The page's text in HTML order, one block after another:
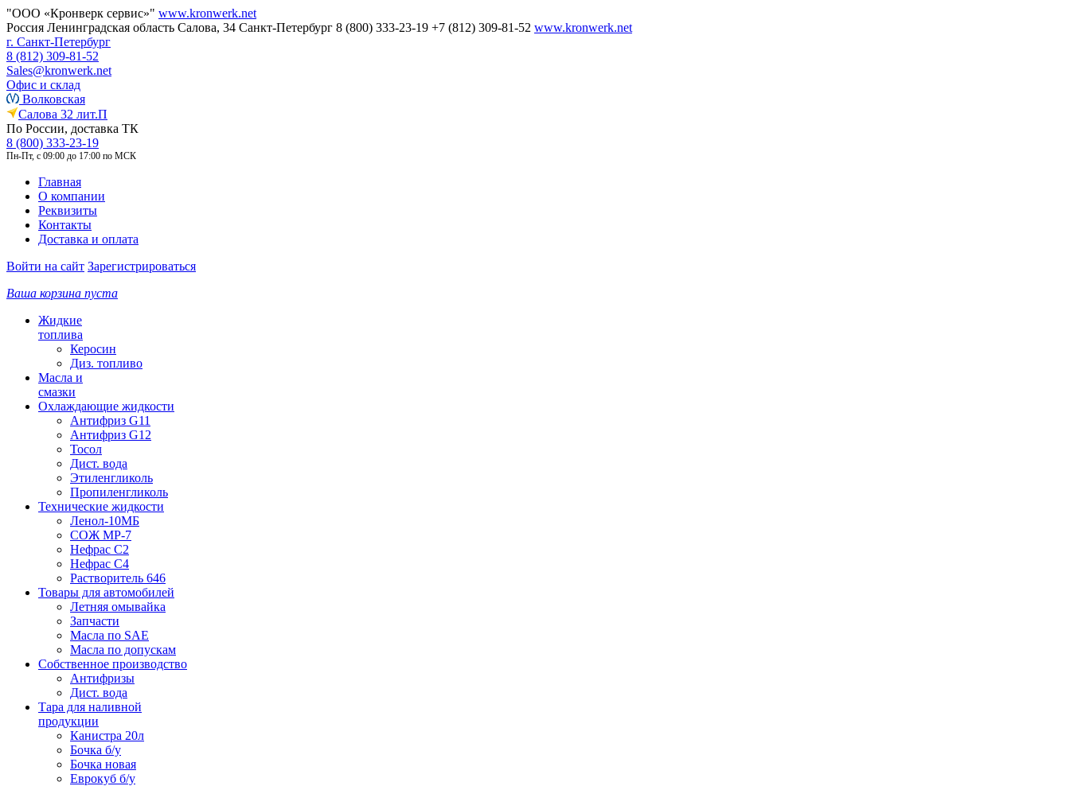
"ООО «Кронверк сервис»" www.kronwerk.net
Россия Ленинградская область Салова, 34 Санкт-Петербург 8 (800) 333-23-19 +7 (812) 309-81-52 www.kronwerk.net
г. Санкт-Петербург
8 (812) 309-81-52
Sales@kronwerk.net
Офис и склад
Волковская
Салова 32 лит.П
По России, доставка ТК
8 (800) 333-23-19
Пн-Пт, с 09:00 до 17:00 по МСК
Главная
О компании
Реквизиты
Контакты
Доставка и оплата
Войти на сайт Зарегистрироваться
Ваша корзина пуста
Жидкие
топлива
Керосин
Диз. топливо
Масла и
смазки
Охлаждающие жидкости
Антифриз G11
Антифриз G12
Тосол
Дист. вода
Этиленгликоль
Пропиленгликоль
Технические жидкости
Ленол-10МБ
СОЖ МР-7
Нефрас С2
Нефрас С4
Растворитель 646
Товары для автомобилей
Летняя омывайка
Запчасти
Масла по SAE
Масла по допускам
Собственное производство
Антифризы
Дист. вода
Тара для наливной
продукции
Канистра 20л
Бочка б/у
Бочка новая
Еврокуб б/у